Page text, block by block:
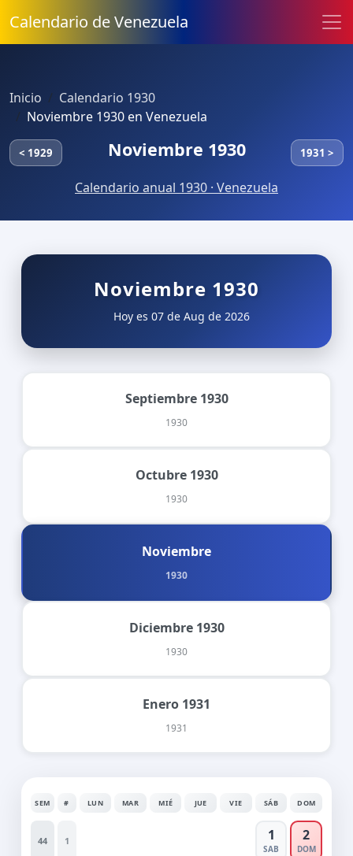
Calendario de Venezuela
Inicio
Calendario 1930
Noviembre 1930 en Venezuela
< 1929 Noviembre 1930 1931 >
Calendario anual 1930 · Venezuela
Noviembre 1930
Hoy es 07 de Aug de 2026
Septiembre 1930
1930
Octubre 1930
1930
Noviembre
1930
Diciembre 1930
1930
Enero 1931
1931
SEM # LUN MAR MIÉ JUE VIE SÁB DOM
44 1 1
SAB
2
DOM